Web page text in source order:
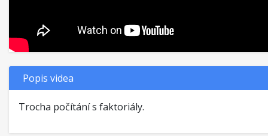
Popis videa
Trocha počítání s faktoriály.